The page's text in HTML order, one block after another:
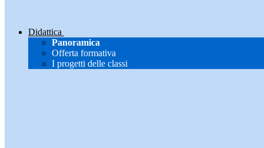
Didattica
Panoramica
Offerta formativa
I progetti delle classi